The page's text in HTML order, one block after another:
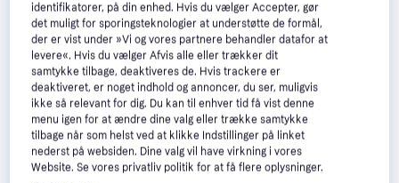
identifikatorer, på din enhed. Hvis du vælger Accepter, gør
det muligt for sporingsteknologier at understøtte de formål,
der er vist under »Vi og vores partnere behandler datafor at
levere«. Hvis du vælger Afvis alle eller trækker dit
samtykke tilbage, deaktiveres de. Hvis trackere er
deaktiveret, er noget indhold og annoncer, du ser, muligvis
ikke så relevant for dig. Du kan til enhver tid få vist denne
menu igen for at ændre dine valg eller trække samtykke
tilbage når som helst ved at klikke Indstillinger på linket
nederst på websiden. Dine valg vil have virkning i vores
Website. Se vores privatliv politik for at få flere oplysninger.